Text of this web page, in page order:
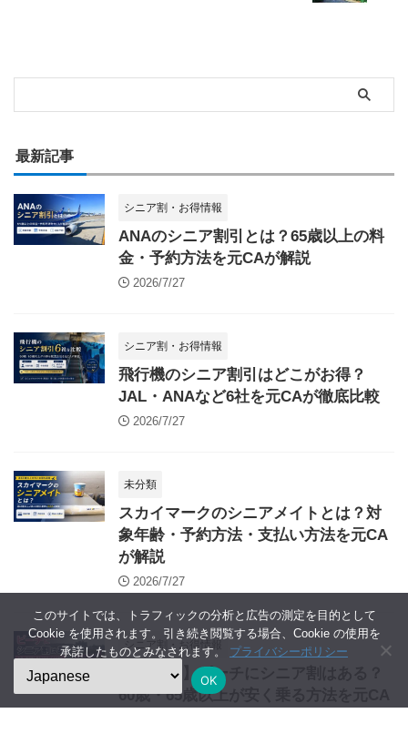
最新記事
シニア割・お得情報
ANAのシニア割引とは？65歳以上の料
金・予約方法を元CAが解説
2026/7/27
シニア割・お得情報
飛行機のシニア割引はどこがお得？
JAL・ANAなど6社を元CAが徹底比較
2026/7/27
未分類
スカイマークのシニアメイトとは？対
象年齢・予約方法・支払い方法を元CA
が解説
2026/7/27
シニア割・お得情報
【2026年】ピーチにシニア割はある？
60歳・65歳以上が安く乗る方法を元CA
このサイトでは、トラフィックの分析と広告の測定を目的として
Cookie を使用されます。引き続き閲覧する場合、Cookie の使用を
承諾したものとみなされます。 プライバシーポリシー
OK